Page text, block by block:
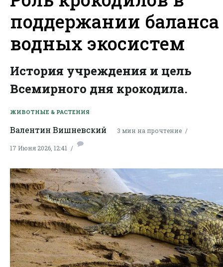
поддержании баланса
водных экосистем
История учреждения и цель
Всемирного дня крокодила.
ЖИВОТНЫЕ & РАСТЕНИЯ
Валентин Вишневский 3 мин на прочтение
17 Июня 2026, 12:41